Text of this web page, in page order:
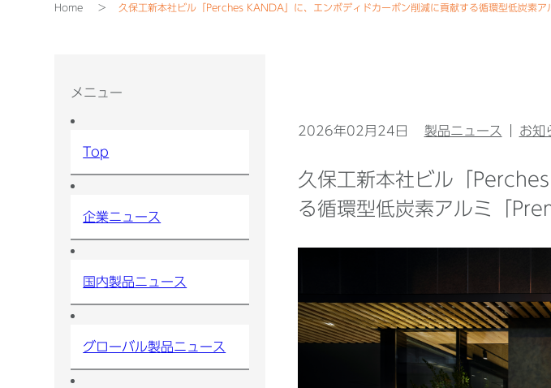
Home 久保工新本社ビル「Perches KANDA」に、エンボディドカーボン削減に貢献する循環型低炭素
メニュー
Top
企業ニュース
国内製品ニュース
グローバル製品ニュース
2026年02月24日 製品ニュース お知
久保工新本社ビル「
る循環型低炭素アルミ「